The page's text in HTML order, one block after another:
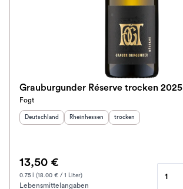
Grauburgunder Réserve trocken 2025
Fogt
Herkunftsland
Deutschland Herkunftsregion :
Rheinhessen Geschmack
trocken
13,50 €
0.75 l (18.00 € / 1 Liter)
Lebensmittelangaben
1